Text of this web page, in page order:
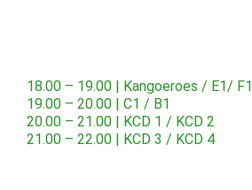
18.00 – 19.00 | Kangoeroes / E1/ F1
19.00 – 20.00 | C1 / B1
20.00 – 21.00 | KCD 1 / KCD 2
21.00 – 22.00 | KCD 3 / KCD 4